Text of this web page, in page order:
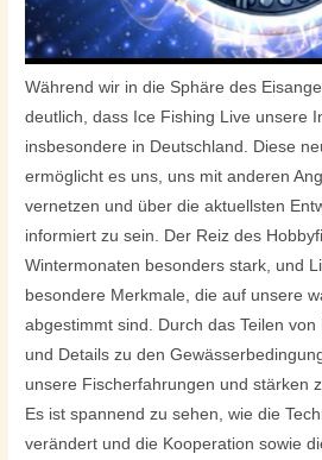
Während wir in die Sphäre des
deutlich, dass Ice Fishing Live unsere
insbesondere in Deutschland. Diese
ermöglicht es uns, uns mit anderen
vernetzen und über die aktuellsten
informiert zu sein. Der Reiz des
Wintermonaten besonders stark, und
besondere Merkmale, die auf unsere
abgestimmt sind. Durch das Teilen
und Details zu den
unsere Fischerfahrungen und stärken
Es ist spannend zu sehen, wie die
verändert und die Kooperation sowie